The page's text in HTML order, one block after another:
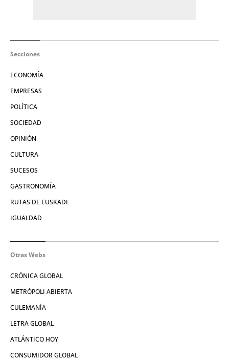
Secciones
ECONOMÍA
EMPRESAS
POLÍTICA
SOCIEDAD
OPINIÓN
CULTURA
SUCESOS
GASTRONOMÍA
RUTAS DE EUSKADI
IGUALDAD
Otras Webs
CRÓNICA GLOBAL
METRÓPOLI ABIERTA
CULEMANÍA
LETRA GLOBAL
ATLÁNTICO HOY
CONSUMIDOR GLOBAL